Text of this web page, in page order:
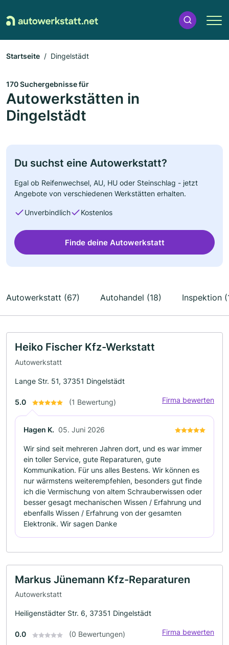
Startseite Dingelstädt
170 Suchergebnisse für
Autowerkstätten in
Dingelstädt
Du suchst eine Autowerkstatt?
Egal ob Reifenwechsel, AU, HU oder Steinschlag - jetzt
Angebote von verschiedenen Werkstätten erhalten.
Unverbindlich Kostenlos
Finde deine Autowerkstatt
Autowerkstatt (67) Autohandel (18) Inspektion
Heiko Fischer Kfz-Werkstatt
Autowerkstatt
Lange Str. 51, 37351 Dingelstädt
5.0 (1 Bewertung) Firma bewerten
Hagen K. 05. Juni 2026
Wir sind seit mehreren Jahren dort, und es war immer
ein toller Service, gute Reparaturen, gute
Kommunikation. Für uns alles Bestens. Wir können es
nur wärmstens weiterempfehlen, besonders gut finde
ich die Vermischung von altem Schrauberwissen oder
besser gesagt mechanischen Wissen / Erfahrung und
ebenfalls Wissen / Erfahrung von der gesamten
Elektronik. Wir sagen Danke
Markus Jünemann Kfz-Reparaturen
Autowerkstatt
Heiligenstädter Str. 6, 37351 Dingelstädt
0.0 (0 Bewertungen) Firma bewerten